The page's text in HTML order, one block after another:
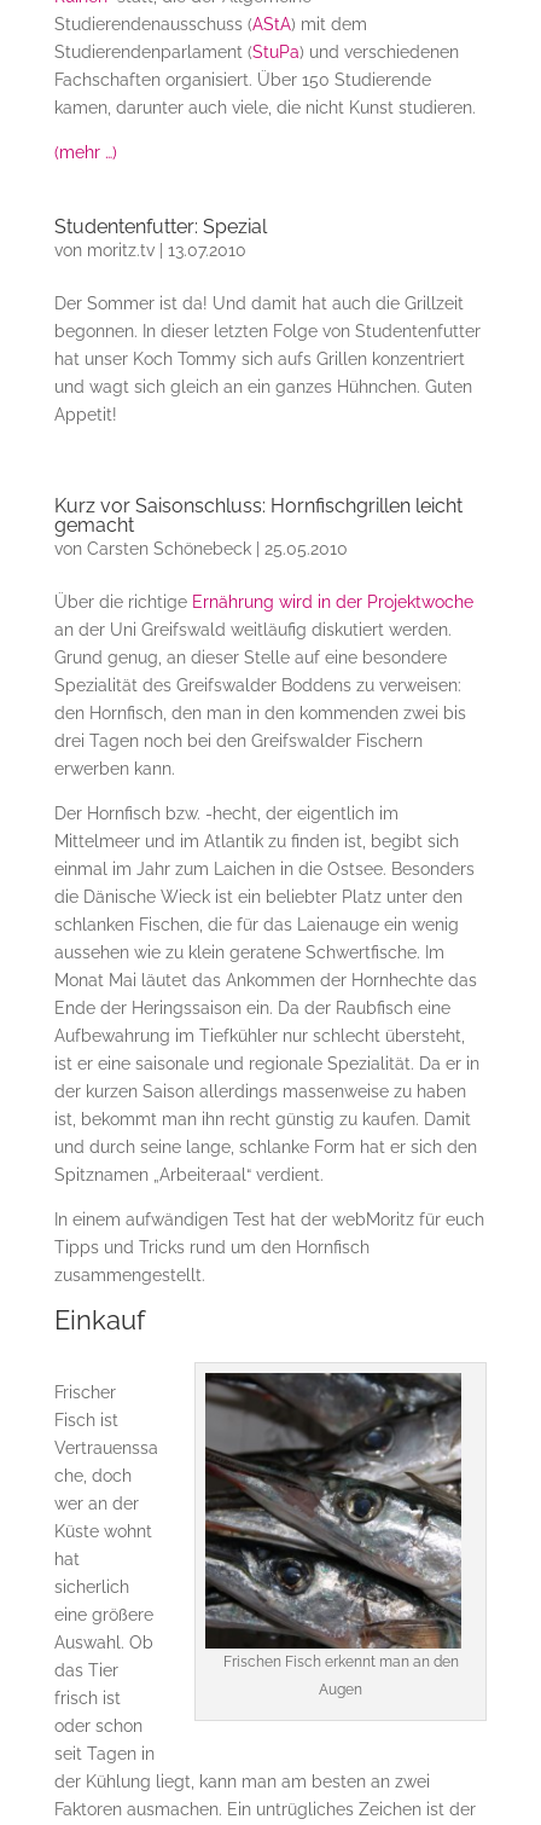
Studierendenausschuss (AStA) mit dem
Studierendenparlament (StuPa) und verschiedenen
Fachschaften organisiert. Über 150 Studierende
kamen, darunter auch viele, die nicht Kunst studieren.
(mehr …)
Studentenfutter: Spezial
von moritz.tv| 13.07.2010
Der Sommer ist da! Und damit hat auch die Grillzeit
begonnen. In dieser letzten Folge von Studentenfutter
hat unser Koch Tommy sich aufs Grillen konzentriert
und wagt sich gleich an ein ganzes Hühnchen. Guten
Appetit!
Kurz vor Saisonschluss: Hornfischgrillen leicht
gemacht
von Carsten Schönebeck| 25.05.2010
Über die richtige Ernährung wird in der Projektwoche
an der Uni Greifswald weitläufig diskutiert werden.
Grund genug, an dieser Stelle auf eine besondere
Spezialität des Greifswalder Boddens zu verweisen:
den Hornfisch, den man in den kommenden zwei bis
drei Tagen noch bei den Greifswalder Fischern
erwerben kann.
Der Hornfisch bzw. -hecht, der eigentlich im
Mittelmeer und im Atlantik zu finden ist, begibt sich
einmal im Jahr zum Laichen in die Ostsee. Besonders
die Dänische Wieck ist ein beliebter Platz unter den
schlanken Fischen, die für das Laienauge ein wenig
aussehen wie zu klein geratene Schwertfische. Im
Monat Mai läutet das Ankommen der Hornhechte das
Ende der Heringssaison ein. Da der Raubfisch eine
Aufbewahrung im Tiefkühler nur schlecht übersteht,
ist er eine saisonale und regionale Spezialität. Da er in
der kurzen Saison allerdings massenweise zu haben
ist, bekommt man ihn recht günstig zu kaufen. Damit
und durch seine lange, schlanke Form hat er sich den
Spitznamen „Arbeiteraal“ verdient.
In einem aufwändigen Test hat der webMoritz für euch
Tipps und Tricks rund um den Hornfisch
zusammengestellt.
Einkauf
Frischen Fisch erkennt man an den
Augen
Frischer
Fisch ist
Vertrauenssa
che, doch
wer an der
Küste wohnt
hat
sicherlich
eine größere
Auswahl. Ob
das Tier
frisch ist
oder schon
seit Tagen in
der Kühlung liegt, kann man am besten an zwei
Faktoren ausmachen. Ein untrügliches Zeichen ist der